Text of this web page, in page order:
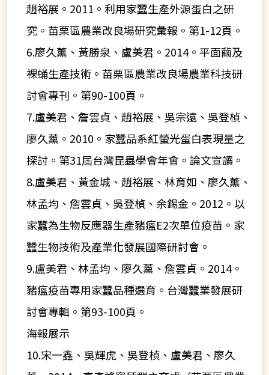
趙裕展。2011。利用家蠶生產外源蛋白之研
究。苗栗區農業改良場研究彙報。第1-12頁。
6.廖久薰、黃勝泉、盧美君。2014。平面繭及
裸蛹生產技術。苗栗區農業改良場農業科技研
討會專刊。第90-100頁。
7.盧美君、詹雲貞、趙裕展、吳宗遠、吳登楨、
廖久薰。2010。家蠶品系紅螢光蛋白表現量之
探討。第31屆台灣昆蟲學會年會。論文宣讀。
8.盧美君、黃金城、趙裕展、林育如、廖久薰、
林孟均、詹雲貞、吳登楨、余錫金。2012。以
家蠶為生物反應器生產豬瘟E2次單位疫苗。家
蠶生物技術及產業化發展國際研討會。
9.盧美君、林孟均、廖久薰、詹雲貞。2014。
豬瘟疫苗專用家蠶品種選育。台灣蠶業發展研
討會專輯。第93-100頁。
海報展示
10.宋一鑫、吳輝虎、吳登楨、盧美君、廖久